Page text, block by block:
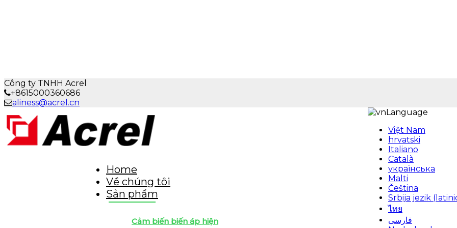
Công ty TNHH Acrel
+8615000360686
aliness@acrel.cn
Language
Việt Nam
hrvatski
Italiano
Català
українська
Malti
Čeština
Srbija jezik
ไทย
فارسی
Home
Về chúng tôi
Sản phẩm
Cảm biến biến áp hiện